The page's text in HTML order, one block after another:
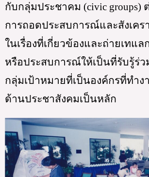
กับกลุ่มประชาคม (civic groups) ต่
การถอดประสบการณ์และสังเค
ในเรื่องที่เกี่ยวข้องและถ่ายเทแ
หรือประสบการณ์ให้เป็นที่รับรู้ร่
กลุ่มเป้าหมายที่เป็นองค์กรที่ทำง
ด้านประชาสังคมเป็นหลัก